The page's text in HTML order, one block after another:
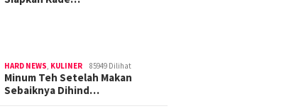
HARD NEWS KULINER 85949 Dilihat
Minum Teh Setelah Makan
Sebaiknya Dihind…